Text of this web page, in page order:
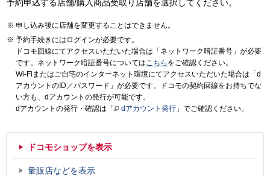
予約申込する店舗/購入商品受取り店舗を選択してください。
申し込み後に店舗を変更することはできません。
予約手続きにはログインが必要です。
ドコモ回線にてアクセスいただいた場合は「ネットワーク暗証番号」が必要
です。ネットワーク暗証番号についてはこちら をご確認ください。
Wi-Fiまたはご自宅のインターネット環境にてアクセスいただいた場合は「d
アカウントのID／パスワード」が必要です。ドコモの契約回線をお持ちでな
い方も、dアカウントの発行が可能です。
dアカウントの発行・確認は「
dアカウント発行 」でご確認ください。
ドコモショップを表示
量販店などを表示